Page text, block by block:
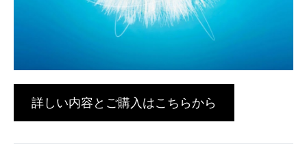
詳しい内容とご購入はこちらから